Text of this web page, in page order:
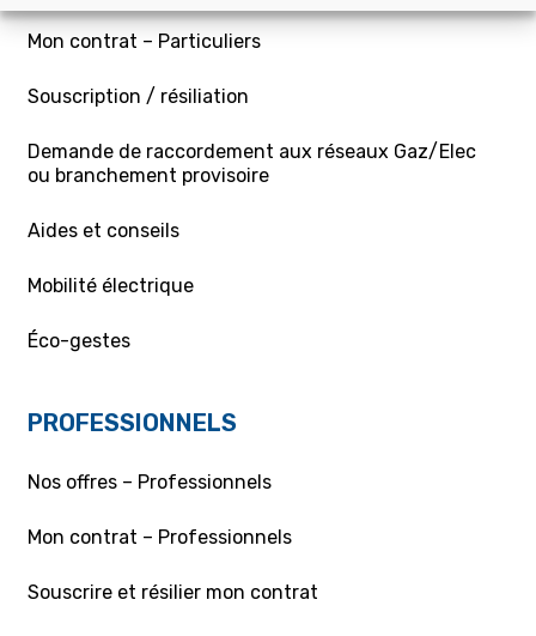
Mon contrat – Particuliers
Souscription / résiliation
Demande de raccordement aux réseaux Gaz/Elec
ou branchement provisoire
Aides et conseils
Mobilité électrique
Éco-gestes
PROFESSIONNELS
Nos offres – Professionnels
Mon contrat – Professionnels
Souscrire et résilier mon contrat